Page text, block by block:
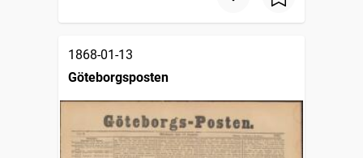
1868-01-13
Göteborgsposten